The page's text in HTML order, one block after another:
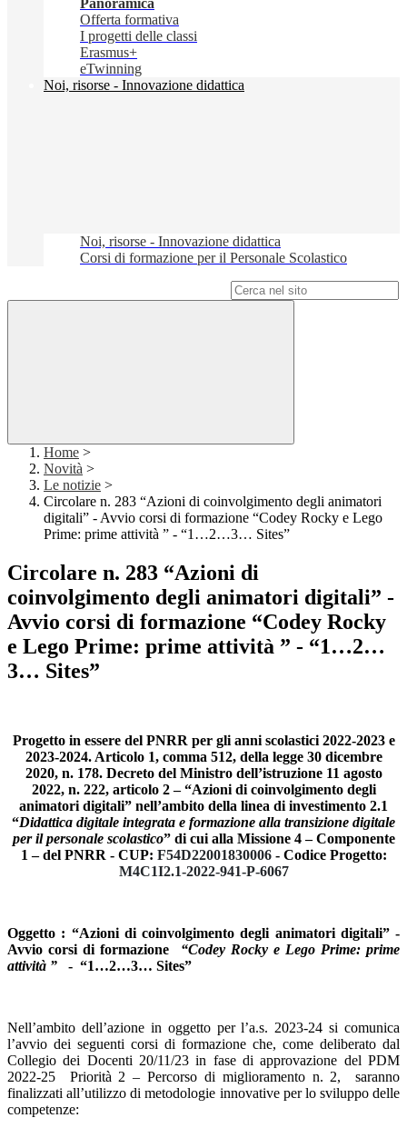
Panoramica
Offerta formativa
I progetti delle classi
Erasmus+
eTwinning
Noi, risorse - Innovazione didattica
Noi, risorse - Innovazione didattica
Corsi di formazione per il Personale Scolastico
Home >
Novità >
Le notizie >
Circolare n. 283 “Azioni di coinvolgimento degli animatori
digitali” - Avvio corsi di formazione “Codey Rocky e Lego
Prime: prime attività ” - “1…2…3… Sites”
Circolare n. 283 “Azioni di
coinvolgimento degli animatori digitali” -
Avvio corsi di formazione “Codey Rocky
e Lego Prime: prime attività ” - “1…2…
3… Sites”
Progetto in essere del PNRR per gli anni scolastici 2022-2023 e
2023-2024. Articolo 1, comma 512, della legge 30 dicembre
2020, n. 178. Decreto del Ministro dell’istruzione 11 agosto
2022, n. 222, articolo 2 – “Azioni di coinvolgimento degli
animatori digitali” nell’ambito della linea di investimento 2.1
“Didattica digitale integrata e formazione alla transizione digitale
per il personale scolastico” di cui alla Missione 4 – Componente
1 – del PNRR - CUP: F54D22001830006- Codice Progetto:
M4C1I2.1-2022-941-P-6067
Oggetto : “Azioni di coinvolgimento degli animatori digitali” -
Avvio corsi di formazione
“Codey Rocky e Lego Prime: prime
attività ” - “1…2…3… Sites”
Nell’ambito dell’azione in oggetto per l’a.s. 2023-24 si comunica
l’avvio dei seguenti corsi di formazione che, come deliberato dal
Collegio dei Docenti 20/11/23 in fase di approvazione del PDM
2022-25
Priorità 2 – Percorso di miglioramento n. 2,
saranno
finalizzati all’utilizzo di metodologie innovative per lo sviluppo delle
competenze: